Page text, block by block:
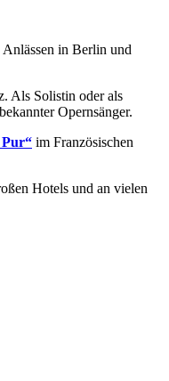
in Berlin und
Als Solistin oder als
Opernsänger.
im Französischen
Hotels und an vielen